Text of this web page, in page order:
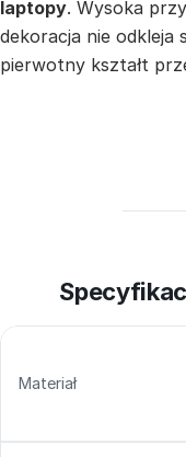
laptopy. Wysoka
dekoracja nie odkleja
pierwotny kształt
Materiał